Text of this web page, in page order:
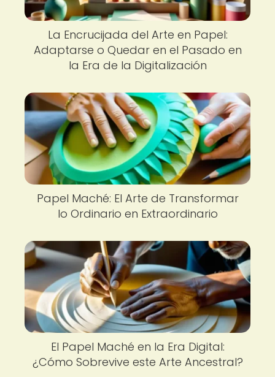
La Encrucijada del Arte en Papel:
Adaptarse o Quedar en el Pasado en
la Era de la Digitalización
Papel Maché: El Arte de Transformar
lo Ordinario en Extraordinario
El Papel Maché en la Era Digital:
¿Cómo Sobrevive este Arte Ancestral?